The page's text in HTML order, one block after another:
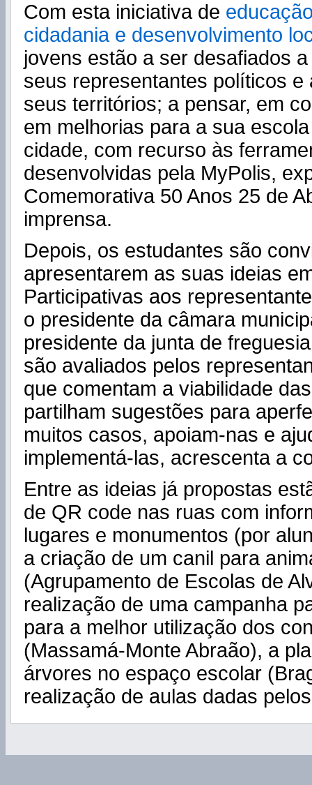
Com esta iniciativa de
cidadania e desenvolvimento
jovens estão a ser desafiados
seus representantes políticos e
seus territórios; a pensar, em
em melhorias para a sua
cidade, com recurso às
desenvolvidas pela MyPolis,
Comemorativa 50 Anos 25 de
imprensa.
Depois, os estudantes são
apresentarem as suas ideias
Participativas aos
o presidente da câmara
presidente da junta de
são avaliados pelos
que comentam a viabilidade
partilham sugestões para
muitos casos, apoiam-nas e
implementá-las, acrescenta a
Entre as ideias já propostas
de QR code nas ruas com
lugares e monumentos (por
a criação de um canil para
(Agrupamento de Escolas de
realização de uma campanha
para a melhor utilização dos
(Massamá-Monte Abraão), a
árvores no espaço escolar
realização de aulas dadas